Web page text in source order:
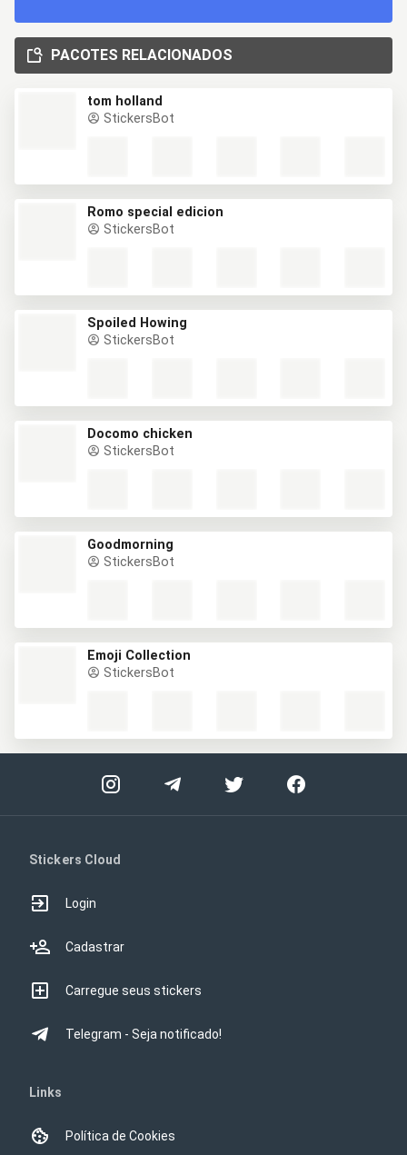
PACOTES RELACIONADOS
tom holland
StickersBot
Romo special edicion
StickersBot
Spoiled Howing
StickersBot
Docomo chicken
StickersBot
Goodmorning
StickersBot
Emoji Collection
StickersBot
Stickers Cloud
Login
Cadastrar
Carregue seus stickers
Telegram - Seja notificado!
Links
Política de Cookies